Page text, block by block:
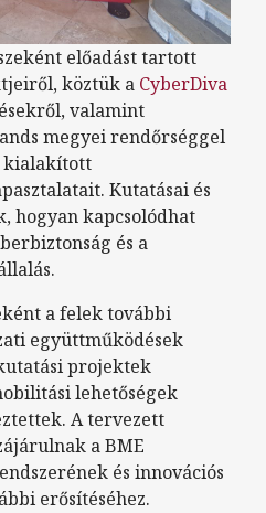
előadást tartott
köztük a CyberDiva
valamint
megyei rendőrséggel
kialakított
Kutatásai és
hogyan kapcsolódhat
és a
a felek további
együttműködések
projektek
lehetőségek
A tervezett
a BME
és innovációs
erősítéséhez.